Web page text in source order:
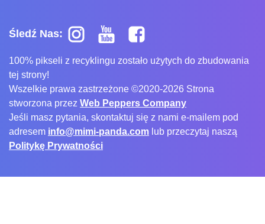
Śledź Nas:
100% pikseli z recyklingu zostało użytych do zbudowania
tej strony!
Wszelkie prawa zastrzeżone ©2020-2026 Strona
stworzona przez Web Peppers Company
Jeśli masz pytania, skontaktuj się z nami e-mailem pod
adresem info@mimi-panda.com lub przeczytaj naszą
Politykę Prywatności